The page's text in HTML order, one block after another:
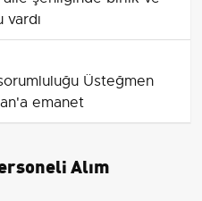
vardı
Üsteğmen
emanet
Alım